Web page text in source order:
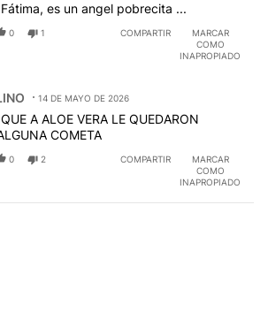
es un angel pobrecita ...
0 1 COMPARTIR
MARCAR
COMO
INAPROPIADO
14 DE MAYO DE 2026
A ALOE VERA LE QUEDARON
COMETA
0 2 COMPARTIR
MARCAR
COMO
INAPROPIADO